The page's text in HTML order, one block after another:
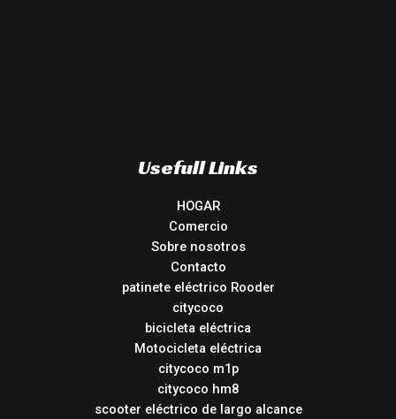
Usefull Links
HOGAR
Comercio
Sobre nosotros
Contacto
patinete eléctrico Rooder
citycoco
bicicleta eléctrica
Motocicleta eléctrica
citycoco m1p
citycoco hm8
scooter eléctrico de largo alcance